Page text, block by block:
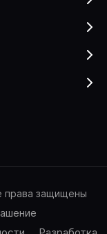
права защищены